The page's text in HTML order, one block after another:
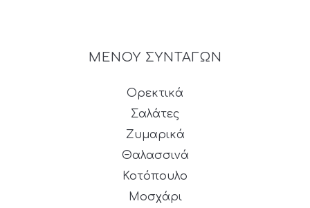
ΜΕΝΟΥ ΣΥΝΤΑΓΩΝ
Ορεκτικά
Σαλάτες
Ζυμαρικά
Θαλασσινά
Κοτόπουλο
Μοσχάρι